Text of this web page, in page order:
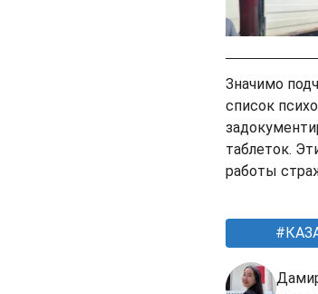
Значимо
список
таблеток.
работы